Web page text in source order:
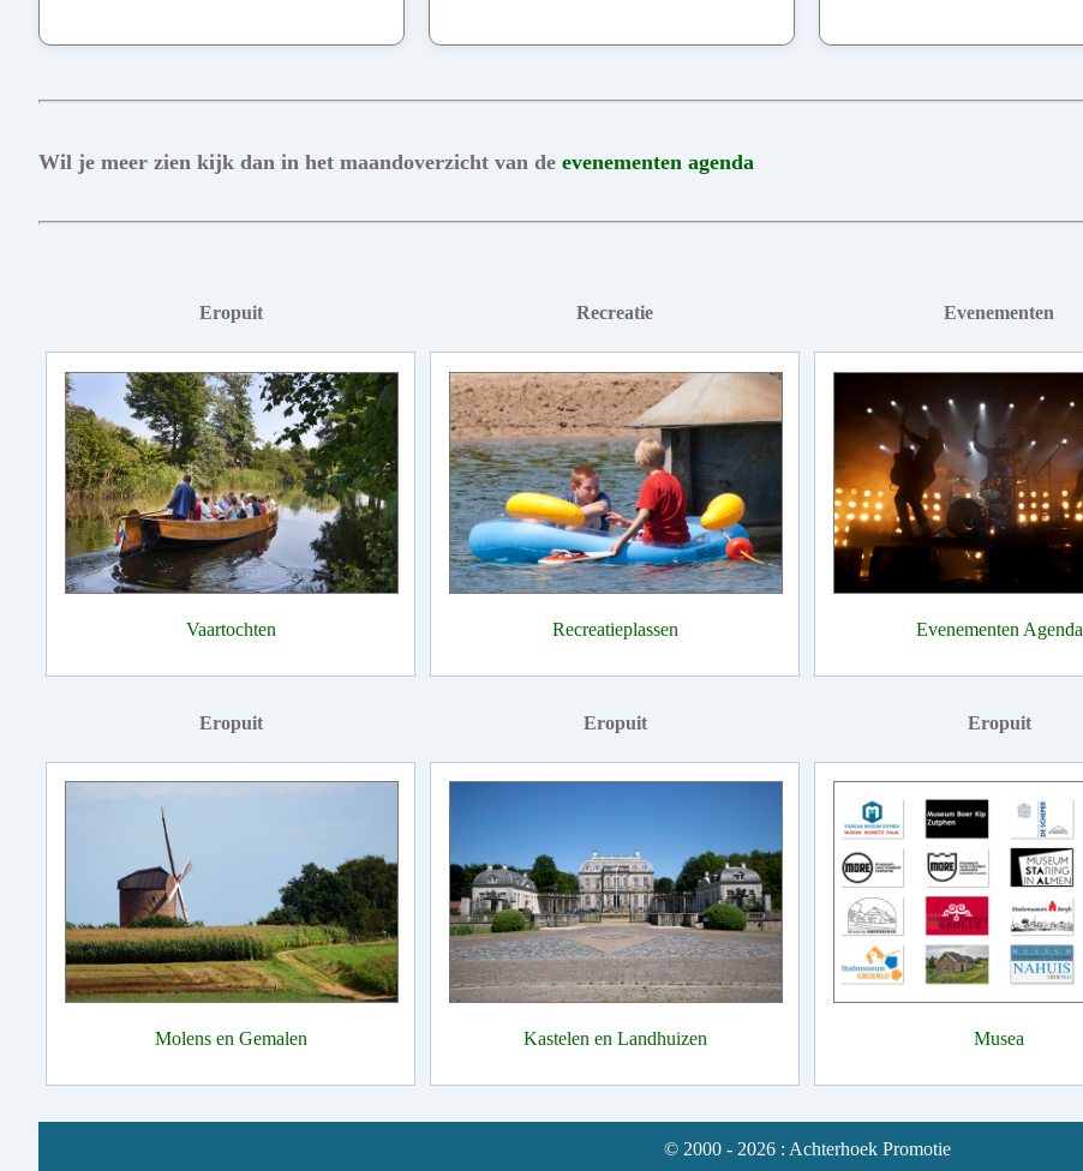
Wil je meer zien kijk dan in het maandoverzicht van de evenementen agenda
Eropuit
Vaartochten
Recreatie
Recreatieplassen
Evenementen
Evenementen Agenda
Eropuit
Molens en Gemalen
Eropuit
Kastelen en Landhuizen
Eropuit
Musea
© 2000 - 2026 : Achterhoek Promotie